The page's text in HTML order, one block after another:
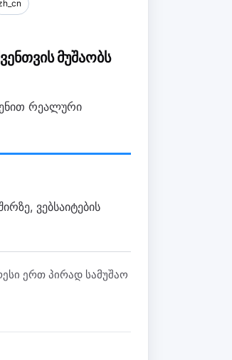
მუშაობს
რეალური
ვებსაიტების
ერთ პირად სამუშაო